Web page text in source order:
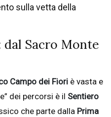
sulla vetta della
Sacro Monte
Campo dei Fiori è vasta e
dei percorsi è il Sentiero
che parte dalla Prima